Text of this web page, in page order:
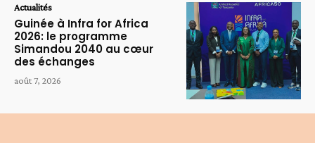
Actualités
Guinée à Infra for Africa
2026: le programme
Simandou 2040 au cœur
des échanges
août 7, 2026